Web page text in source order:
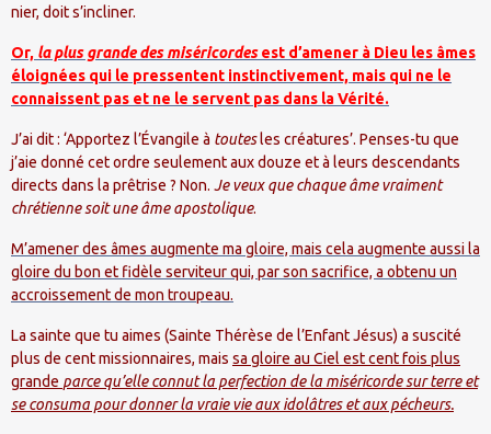
nier, doit s’incliner.
Or, la plus grande des miséricordesest d’amener à Dieu les âmes
éloignées qui le pressentent instinctivement, mais qui ne le
connaissent pas et ne le servent pas dans la Vérité.
J’ai dit : ‘Apportez l’Évangile à toutesles créatures’. Penses-tu que
j’aie donné cet ordre seulement aux douze et à leurs descendants
directs dans la prêtrise ? Non. Je veux que chaque âme vraiment
chrétienne soit une âme apostolique.
M’amener des âmes augmente ma gloire, mais cela augmente aussi la
gloire du bon et fidèle serviteur qui, par son sacrifice, a obtenu un
accroissement de mon troupeau.
La sainte que tu aimes (Sainte Thérèse de l’Enfant Jésus) a suscité
plus de cent missionnaires, mais sa gloire au Ciel est cent fois plus
grande parce qu’elle connut la perfection de la miséricorde sur terre et
se consuma pour donner la vraie vie aux idolâtres et aux pécheurs.